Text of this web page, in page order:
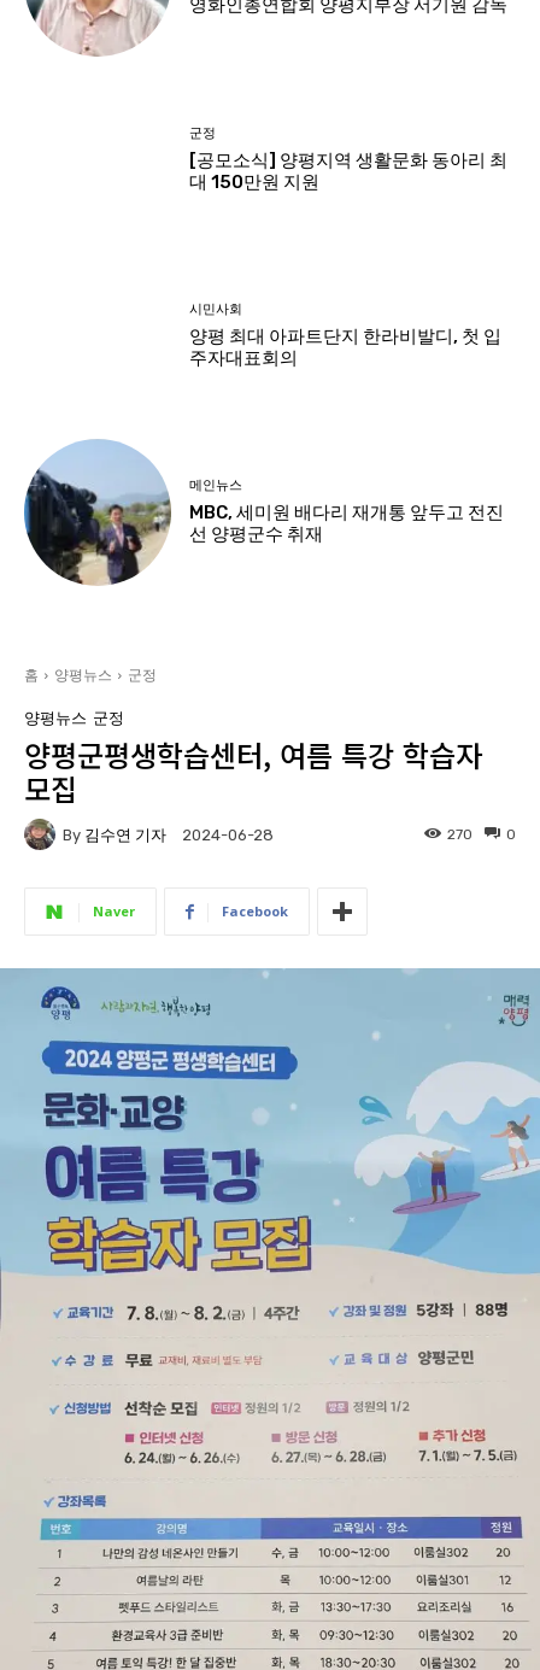
영화인총연합회 양평지부장 서기원 감독
군정
[공모소식] 양평지역 생활문화 동아리 최
대 150만원 지원
시민사회
양평 최대 아파트단지 한라비발디, 첫 입
주자대표회의
메인뉴스
MBC, 세미원 배다리 재개통 앞두고 전진
선 양평군수 취재